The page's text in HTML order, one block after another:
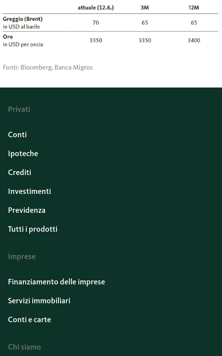
Privati
Conti
Ipoteche
Crediti
Investimenti
Previdenza
Tutti i prodotti
Imprese
Finanziamento delle imprese
Servizi immobiliari
Conti e carte
Chi siamo